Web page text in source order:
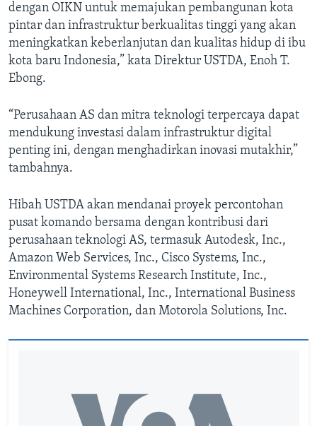
dengan OIKN untuk memajukan pembangunan kota
pintar dan infrastruktur berkualitas tinggi yang akan
meningkatkan keberlanjutan dan kualitas hidup di ibu
kota baru Indonesia,” kata Direktur USTDA, Enoh T.
Ebong.
“Perusahaan AS dan mitra teknologi terpercaya dapat
mendukung investasi dalam infrastruktur digital
penting ini, dengan menghadirkan inovasi mutakhir,”
tambahnya.
Hibah USTDA akan mendanai proyek percontohan
pusat komando bersama dengan kontribusi dari
perusahaan teknologi AS, termasuk Autodesk, Inc.,
Amazon Web Services, Inc., Cisco Systems, Inc.,
Environmental Systems Research Institute, Inc.,
Honeywell International, Inc., International Business
Machines Corporation, dan Motorola Solutions, Inc.